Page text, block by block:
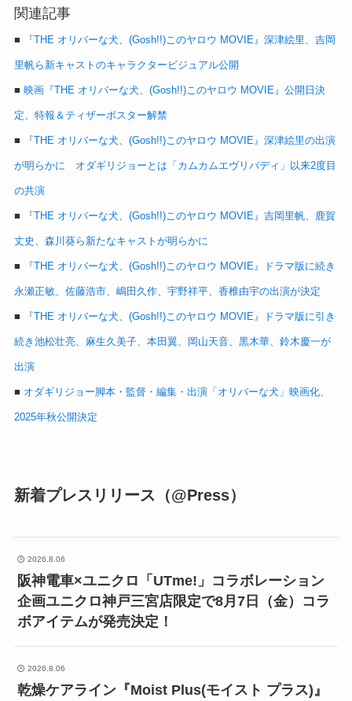
関連記事
■ 『THE オリバーな犬、(Gosh!!)このヤロウ MOVIE』深津絵里、吉岡
里帆ら新キャストのキャラクタービジュアル公開
■ 映画『THE オリバーな犬、(Gosh!!)このヤロウ MOVIE』公開日決
定、特報＆ティザーポスター解禁
■ 『THE オリバーな犬、(Gosh!!)このヤロウ MOVIE』深津絵里の出演
が明らかに オダギリジョーとは「カムカムエヴリバディ」以来2度目
の共演
■ 『THE オリバーな犬、(Gosh!!)このヤロウ MOVIE』吉岡里帆、鹿賀
丈史、森川葵ら新たなキャストが明らかに
■ 『THE オリバーな犬、(Gosh!!)このヤロウ MOVIE』ドラマ版に続き
永瀬正敏、佐藤浩市、嶋田久作、宇野祥平、香椎由宇の出演が決定
■ 『THE オリバーな犬、(Gosh!!)このヤロウ MOVIE』ドラマ版に引き
続き池松壮亮、麻生久美子、本田翼、岡山天音、黒木華、鈴木慶一が
出演
■ オダギリジョー脚本・監督・編集・出演「オリバーな犬」映画化、
2025年秋公開決定
新着プレスリリース（@Press）
2026.8.06
阪神電車×ユニクロ「UTme!」コラボレーション
企画ユニクロ神戸三宮店限定で8月7日（金）コラ
ボアイテムが発売決定！
2026.8.06
乾燥ケアライン『Moist Plus(モイスト プラス)』